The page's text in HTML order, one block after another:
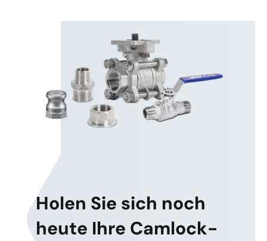
Holen Sie sich noch
heute Ihre Camlock-